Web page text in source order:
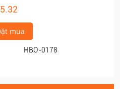
mua
HBO-0178